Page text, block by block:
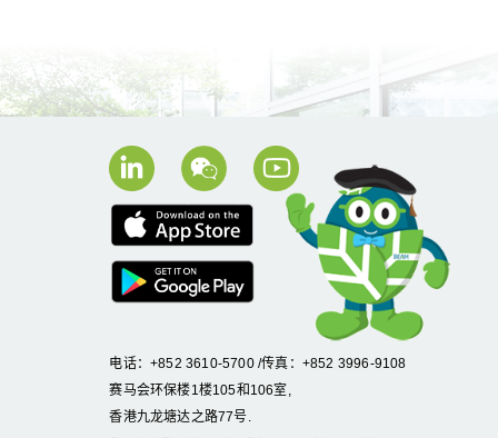
电话：+852 3610-5700 /传真：+852 3996-9108
赛马会环保楼1楼105和106室,
香港九龙塘达之路77号.